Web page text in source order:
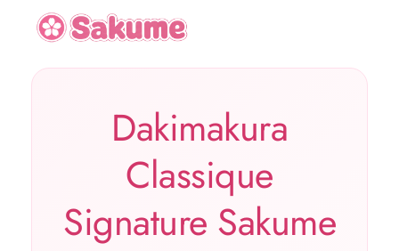
Dakimakura
Classique
Signature Sakume